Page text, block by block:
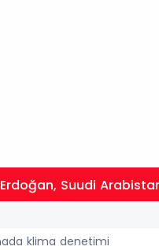
Suudi
klima denetimi